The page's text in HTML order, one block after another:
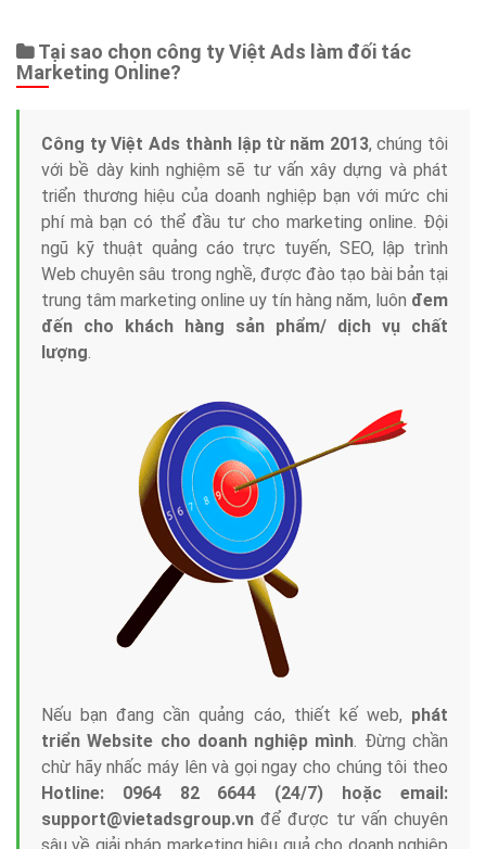
Tại sao chọn công ty Việt Ads làm đối tác
Marketing Online?
Công ty Việt Ads thành lập từ năm 2013, chúng tôi
với bề dày kinh nghiệm sẽ tư vấn xây dựng và phát
triển thương hiệu của doanh nghiệp bạn với mức chi
phí mà bạn có thể đầu tư cho marketing online. Đội
ngũ kỹ thuật quảng cáo trực tuyến, SEO, lập trình
Web chuyên sâu trong nghề, được đào tạo bài bản tại
trung tâm marketing online uy tín hàng năm, luôn đem
đến cho khách hàng sản phẩm/ dịch vụ chất
lượng.
Nếu bạn đang cần quảng cáo, thiết kế web, phát
triển Website cho doanh nghiệp mình. Đừng chần
chừ hãy nhấc máy lên và gọi ngay cho chúng tôi theo
Hotline: 0964 82 6644 (24/7) hoặc email:
support@vietadsgroup.vn để được tư vấn chuyên